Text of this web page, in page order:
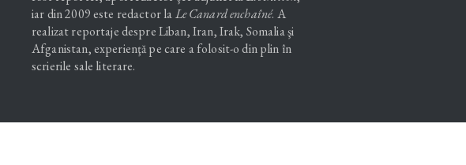
iar din 2009 este redactor laLe Canard enchaîné. A
realizat reportaje despre Liban, Iran, Irak, Somalia şi
Afganistan, experienţă pe care a folosit-o din plin în
scrierile sale literare.